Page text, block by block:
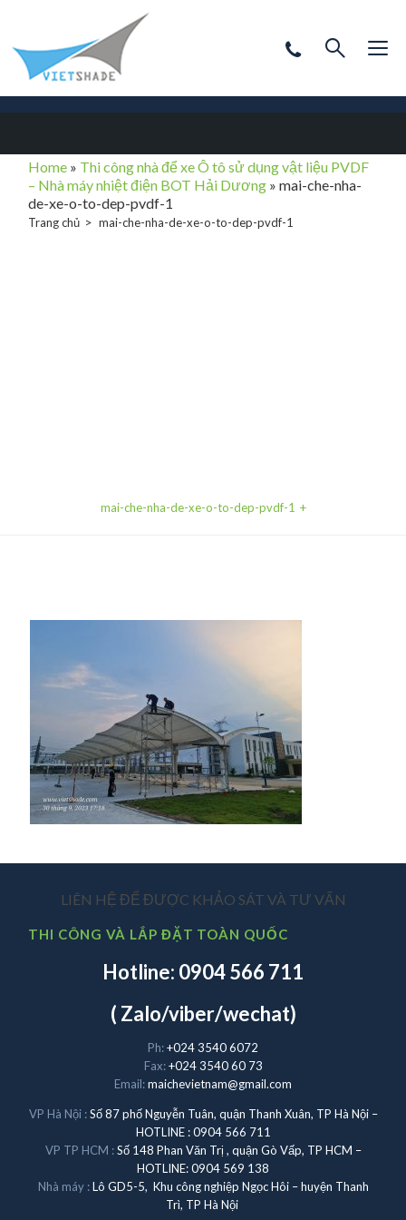
Home » Thi công nhà để xe Ô tô sử dụng vật liệu PVDF
– Nhà máy nhiệt điện BOT Hải Dương »mai-che-nha-
de-xe-o-to-dep-pvdf-1
Trang chủ mai-che-nha-de-xe-o-to-dep-pvdf-1
mai-che-nha-de-xe-o-to-dep-pvdf-1
LIÊN HỆ ĐỂ ĐƯỢC KHẢO SÁT VÀ TƯ VẤN
THI CÔNG VÀ LẮP ĐẶT TOÀN QUỐC
Hotline: 0904 566 711
( Zalo/viber/wechat)
Ph:+024 3540 6072
Fax:+024 3540 60 73
Email:maichevietnam@gmail.com
VP Hà Nội :Số 87 phố Nguyễn Tuân, quận Thanh Xuân, TP Hà Nội –
HOTLINE : 0904 566 711
VP TP HCM :Số 148 Phan Văn Trị , quận Gò Vấp, TP HCM –
HOTLINE: 0904 569 138
Nhà máy :Lô GD5-5, Khu công nghiệp Ngọc Hôi – huyện Thanh
Trì, TP Hà Nội